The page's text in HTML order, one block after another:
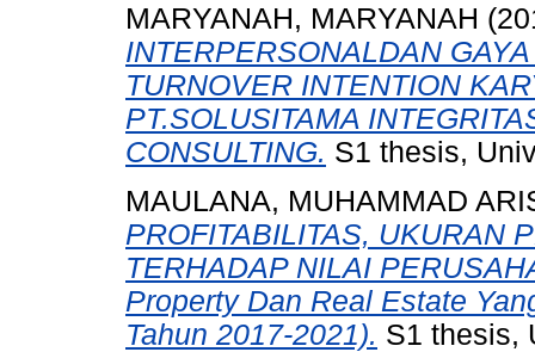
MARYANAH, MARYANAH
INTERPERSONALDAN
TURNOVER INTENTION
PT.SOLUSITAMA
CONSULTING. S1 thesis,
MAULANA, MUHAMMAD
PROFITABILITAS, UKURAN
TERHADAP NILAI
Property Dan Real Estate
Tahun 2017-2021). S1 thesis,